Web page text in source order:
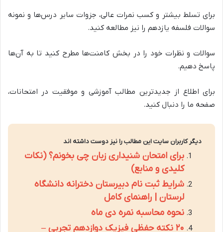
برای تسلط بیشتر و کسب نمرات عالی، جزوات سایر درس‌ها و نمونه
سوالات فلسفه یازدهم را نیز مطالعه کنید.
سوالات و نظرات خود را در بخش کامنت‌ها مطرح کنید تا به آن‌ها
پاسخ دهیم.
برای اطلاع از جدیدترین مطالب آموزشی و موفقیت در امتحانات،
صفحه ما را دنبال کنید.
دیگر کاربران سایت این مطالب را نیز دوست داشته اند
برای امتحان شنیداری زبان چی بخونم؟ (نکات
کلیدی و منابع)
شرایط ثبت نام دبیرستان دخترانه دانشگاه
لرستان | راهنمای کامل
نحوه محاسبه نمره دی ماه
۲۰ نکته حفظی فیزیک دوازدهم تجربی –